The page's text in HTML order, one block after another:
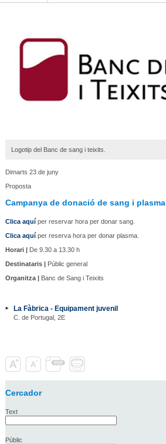
Logotip del Banc de sang i teixits.
Dimarts 23 de juny
Proposta
Campanya de donació de sang i plasma
Clica aquíper reservar hora per donar sang.
Clica aquíper reserva hora per donar plasma.
Horari |De 9.30 a 13.30 h
Destinataris |Públic general
Organitza |Banc de Sang i Teixits
La Fàbrica - Equipament juvenil
C. de Portugal, 2E
Cercador
Text
Públic